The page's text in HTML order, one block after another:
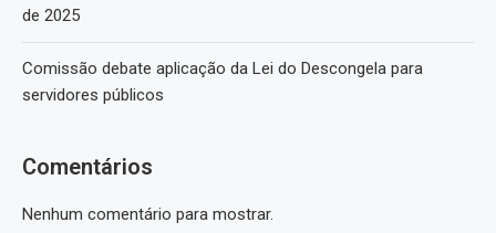
de 2025
Comissão debate aplicação da Lei do Descongela para
servidores públicos
Comentários
Nenhum comentário para mostrar.